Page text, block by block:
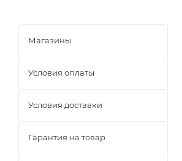
Магазины
Условия оплаты
Условия доставки
Гарантия на товар